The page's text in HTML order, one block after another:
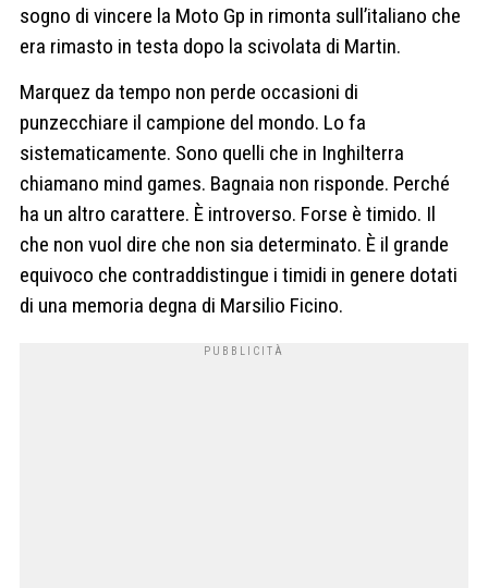
sogno di vincere la Moto Gp in rimonta sull’italiano che
era rimasto in testa dopo la scivolata di Martin.
Marquez da tempo non perde occasioni di
punzecchiare il campione del mondo. Lo fa
sistematicamente. Sono quelli che in Inghilterra
chiamano mind games. Bagnaia non risponde. Perché
ha un altro carattere. È introverso. Forse è timido. Il
che non vuol dire che non sia determinato. È il grande
equivoco che contraddistingue i timidi in genere dotati
di una memoria degna di Marsilio Ficino.